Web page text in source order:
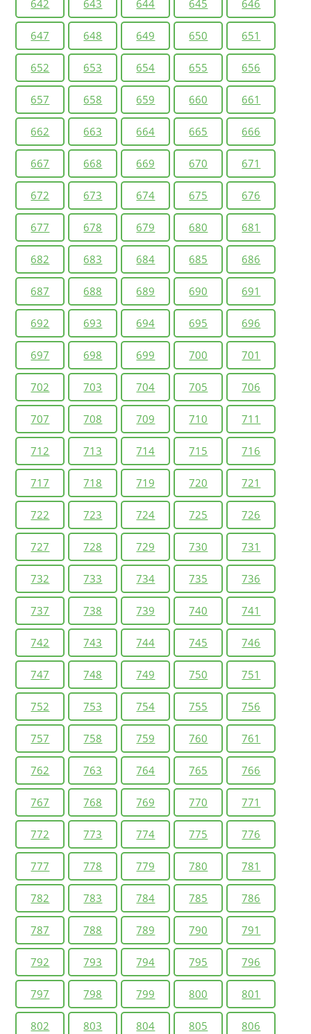
642 643 644 645 646
647 648 649 650 651
652 653 654 655 656
657 658 659 660 661
662 663 664 665 666
667 668 669 670 671
672 673 674 675 676
677 678 679 680 681
682 683 684 685 686
687 688 689 690 691
692 693 694 695 696
697 698 699 700 701
702 703 704 705 706
707 708 709 710 711
712 713 714 715 716
717 718 719 720 721
722 723 724 725 726
727 728 729 730 731
732 733 734 735 736
737 738 739 740 741
742 743 744 745 746
747 748 749 750 751
752 753 754 755 756
757 758 759 760 761
762 763 764 765 766
767 768 769 770 771
772 773 774 775 776
777 778 779 780 781
782 783 784 785 786
787 788 789 790 791
792 793 794 795 796
797 798 799 800 801
802 803 804 805 806